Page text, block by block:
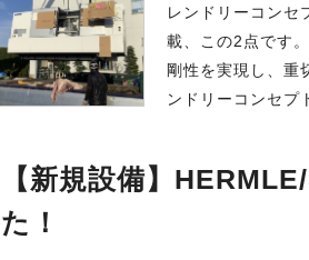
レンドリーコンセ
載、この2点です
剛性を実現し、重
ンドリーコンセプ
【新規設備】
た！